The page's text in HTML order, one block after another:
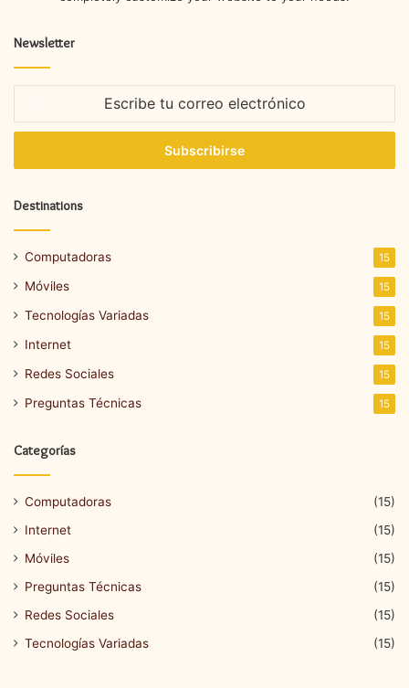
Newsletter
correo
Destinations
Computadoras 15
Móviles 15
Tecnologías Variadas 15
Internet 15
Redes Sociales 15
Preguntas Técnicas 15
Categorías
Computadoras
(15)
Internet
(15)
Móviles
(15)
Preguntas Técnicas
(15)
Redes Sociales
(15)
Tecnologías Variadas
(15)